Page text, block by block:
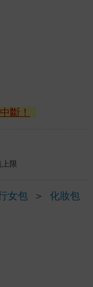
斷！
限
女包 ＞ 化妝包